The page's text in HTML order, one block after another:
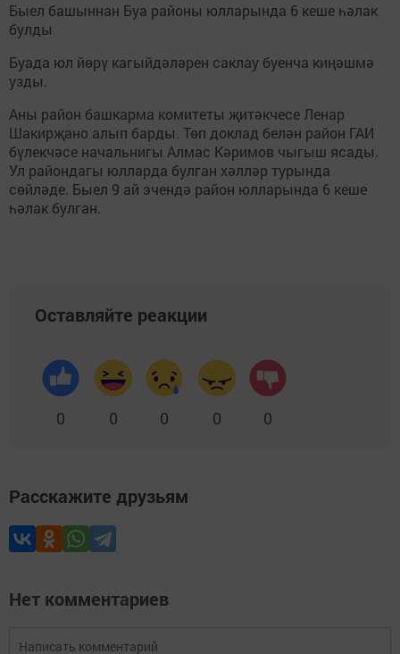
Быел башыннан Буа районы юлларында 6 кеше һәлак
булды
Буада юл йөрү кагыйдәләрен саклау буенча киңәшмә
узды.
Аны район башкарма комитеты җитәкчесе Ленар
Шакирҗано алып барды. Төп доклад белән район ГАИ
бүлекчәсе начальнигы Алмас Кәримов чыгыш ясады.
Ул райондагы юлларда булган хәлләр турында
сөйләде. Быел 9 ай эчендә район юлларында 6 кеше
һәлак булган.
Оставляйте реакции
0 0 0 0 0
Расскажите друзьям
Нет комментариев